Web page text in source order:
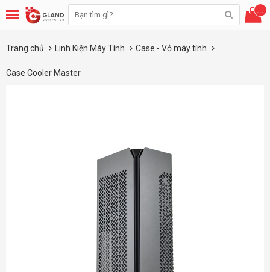
...
Trang chủ Linh Kiện Máy Tính Case - Vỏ máy tính
Case Cooler Master